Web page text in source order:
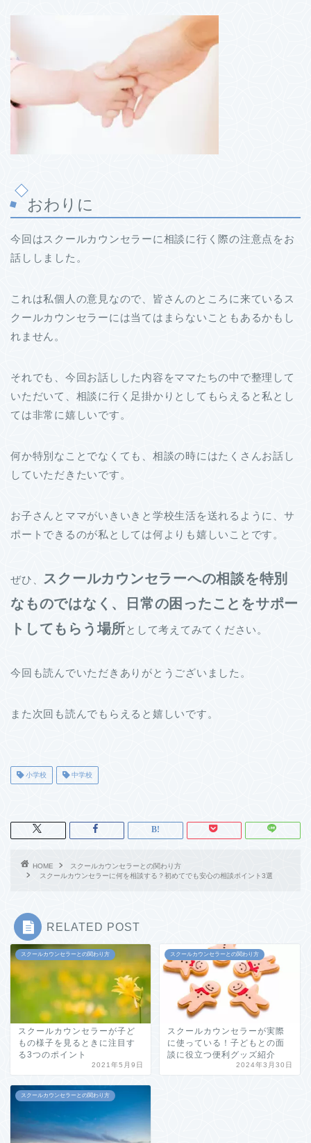
おわりに
今回はスクールカウンセラーに相談に行く際の注意点をお
話ししました。
これは私個人の意見なので、皆さんのところに来ているス
クールカウンセラーには当てはまらないこともあるかもし
れません。
それでも、今回お話しした内容をママたちの中で整理して
いただいて、相談に行く足掛かりとしてもらえると私とし
ては非常に嬉しいです。
何か特別なことでなくても、相談の時にはたくさんお話し
していただきたいです。
お子さんとママがいきいきと学校生活を送れるように、サ
ポートできるのが私としては何よりも嬉しいことです。
ぜひ、
スクールカウンセラーへの相談を特別
なものではなく、日常の困ったことをサポー
トしてもらう場所として考えてみてください。
今回も読んでいただきありがとうございました。
また次回も読んでもらえると嬉しいです。
小学校 中学校
HOME
スクールカウンセラーとの関わり方
スクールカウンセラーに何を相談する？初めてでも安心の相談ポイント3選
RELATED POST
スクールカウンセラーとの関わり方
スクールカウンセラーが子ど
もの様子を見るときに注目す
る3つのポイント
2021年5月9日
スクールカウンセラーとの関わり方
スクールカウンセラーが実際
に使っている！子どもとの面
談に役立つ便利グッズ紹介
2024年3月30日
スクールカウンセラーとの関わり方